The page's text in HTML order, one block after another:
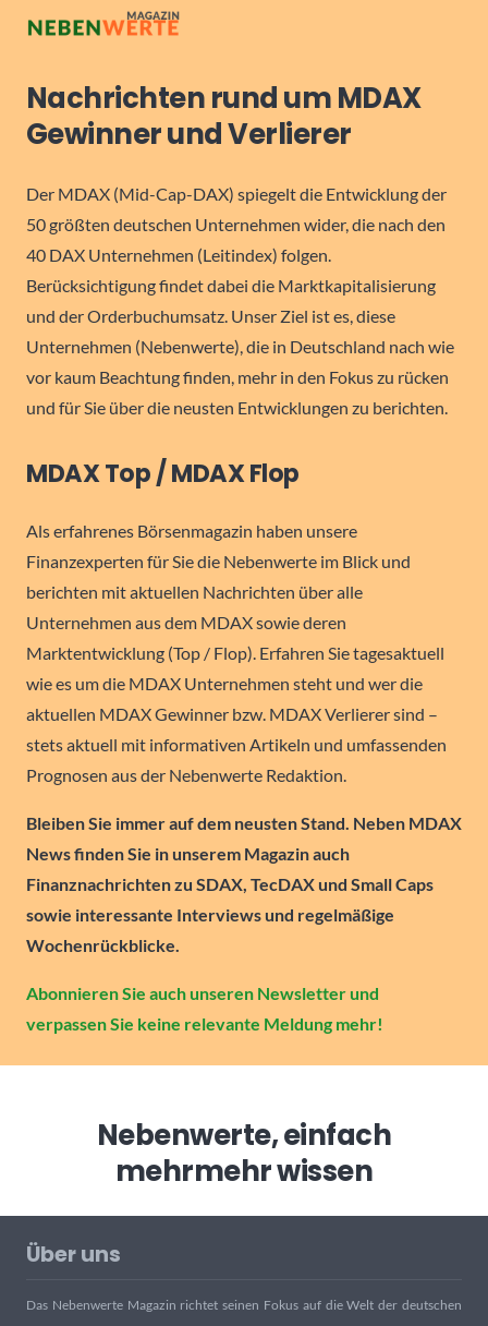
Nachrichten rund um MDAX
Gewinner und Verlierer
Der MDAX (Mid-Cap-DAX) spiegelt die Entwicklung der
50 größten deutschen Unternehmen wider, die nach den
40 DAX Unternehmen (Leitindex) folgen.
Berücksichtigung findet dabei die Marktkapitalisierung
und der Orderbuchumsatz. Unser Ziel ist es, diese
Unternehmen (Nebenwerte), die in Deutschland nach wie
vor kaum Beachtung finden, mehr in den Fokus zu rücken
und für Sie über die neusten Entwicklungen zu berichten.
MDAX Top / MDAX Flop
Als erfahrenes Börsenmagazin haben unsere
Finanzexperten für Sie die Nebenwerte im Blick und
berichten mit aktuellen Nachrichten über alle
Unternehmen aus dem MDAX sowie deren
Marktentwicklung (Top / Flop). Erfahren Sie tagesaktuell
wie es um die MDAX Unternehmen steht und wer die
aktuellen MDAX Gewinner bzw. MDAX Verlierer sind –
stets aktuell mit informativen Artikeln und umfassenden
Prognosen aus der Nebenwerte Redaktion.
Bleiben Sie immer auf dem neusten Stand. Neben MDAX
News finden Sie in unserem Magazin auch
Finanznachrichten zu SDAX, TecDAX und Small Caps
sowie interessante Interviews und regelmäßige
Wochenrückblicke.
Abonnieren Sie auch unseren Newsletter und
verpassen Sie keine relevante Meldung mehr!
Nebenwerte, einfach
mehrmehr wissen
Über uns
Das Nebenwerte Magazin richtet seinen Fokus auf die Welt der deutschen